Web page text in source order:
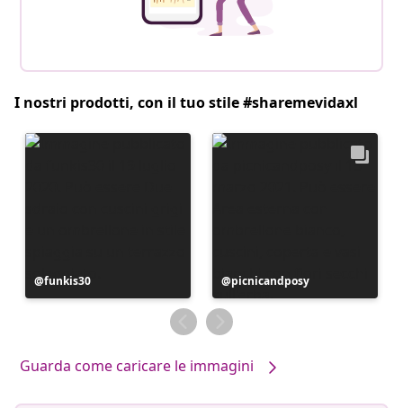
I nostri prodotti, con il tuo stile #sharemevidaxl
Post
pubblicato
funkis30
Post
pubblicato
da
picnicandposy
Guarda come caricare le immagini